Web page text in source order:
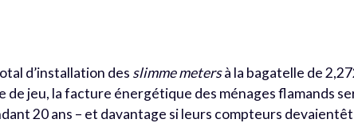
d’installation des slimme metersà la bagatelle de
de jeu, la facture énergétique des ménages flamands
20 ans – et davantage si leurs compteurs